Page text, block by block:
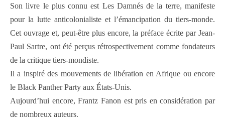
Son livre le plus connu est Les Damnés de la terre, manifeste
pour la lutte anticolonialiste et l’émancipation du tiers-monde.
Cet ouvrage et, peut-être plus encore, la préface écrite par Jean-
Paul Sartre, ont été perçus rétrospectivement comme fondateurs
de la critique tiers-mondiste.
Il a inspiré des mouvements de libération en Afrique ou encore
le Black Panther Party aux États-Unis.
Aujourd’hui encore, Frantz Fanon est pris en considération par
de nombreux auteurs.